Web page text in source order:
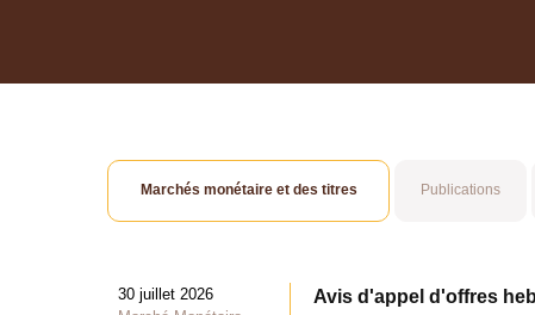
Marchés monétaire et des titres Publications
30 juillet 2026
Avis d'appel d'offres